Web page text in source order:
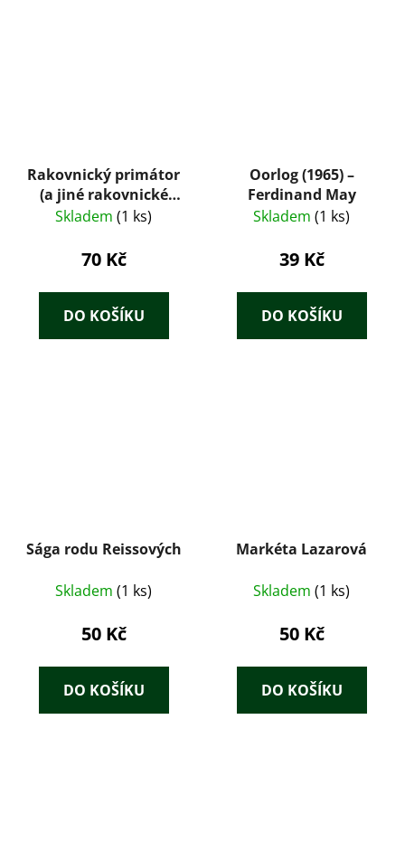
Rakovnický primátor
(a jiné rakovnické
obrázky)
Skladem (1 ks)
70 Kč
DO KOŠÍKU
Oorlog (1965) –
Ferdinand May
Skladem (1 ks)
39 Kč
DO KOŠÍKU
Sága rodu Reissových
Skladem (1 ks)
50 Kč
DO KOŠÍKU
Markéta Lazarová
Skladem (1 ks)
50 Kč
DO KOŠÍKU